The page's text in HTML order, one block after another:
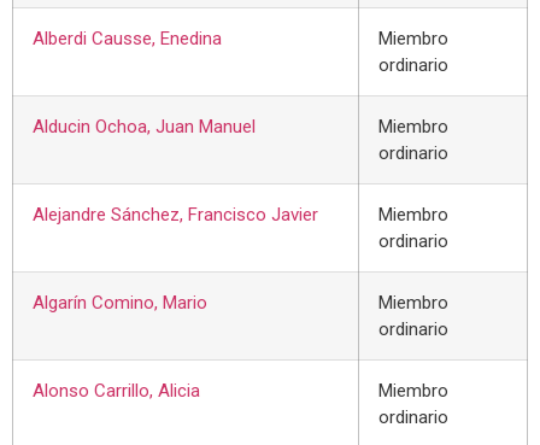
Alberdi Causse, Enedina
Miembro
ordinario
Alducin Ochoa, Juan Manuel
Miembro
ordinario
Alejandre Sánchez, Francisco Javier
Miembro
ordinario
Algarín Comino, Mario
Miembro
ordinario
Alonso Carrillo, Alicia
Miembro
ordinario